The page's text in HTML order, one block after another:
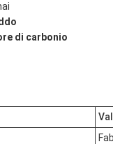
di carbonio